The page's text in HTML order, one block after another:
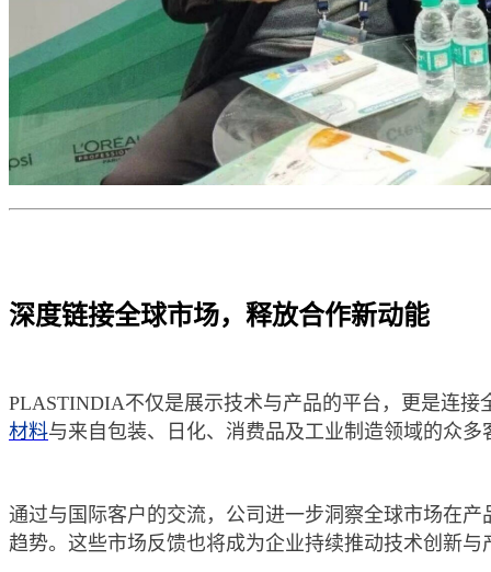
深度链接全球市场，释放合作新动能
PLASTINDIA不仅是展示技术与产品的平台，更是连
材料与来自包装、日化、消费品及工业制造领域的众
通过与国际客户的交流，公司进一步洞察全球市场在
趋势。这些市场反馈也将成为企业持续推动技术创新